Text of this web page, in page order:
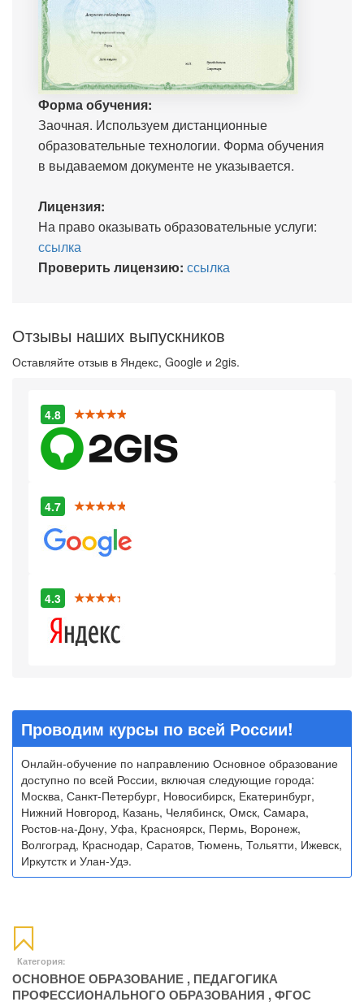
Форма обучения:
Заочная. Используем дистанционные
образовательные технологии. Форма обучения
в выдаваемом документе не указывается.
Лицензия:
На право оказывать образовательные услуги:
ссылка
Проверить лицензию: ссылка
Отзывы наших выпускников
Оставляйте отзыв в Яндекс, Google и 2gis.
4.8
4.7
4.3
Проводим курсы по всей России!
Онлайн-обучение по направлению Основное образование
доступно по всей России, включая следующие города:
Москва, Санкт-Петербург, Новосибирск, Екатеринбург,
Нижний Новгород, Казань, Челябинск, Омск, Самара,
Ростов-на-Дону, Уфа, Красноярск, Пермь, Воронеж,
Волгоград, Краснодар, Саратов, Тюмень, Тольятти, Ижевск,
Иркутстк и Улан-Удэ.
Категория:
ОСНОВНОЕ ОБРАЗОВАНИЕ , ПЕДАГОГИКА
ПРОФЕССИОНАЛЬНОГО ОБРАЗОВАНИЯ ,ФГОС